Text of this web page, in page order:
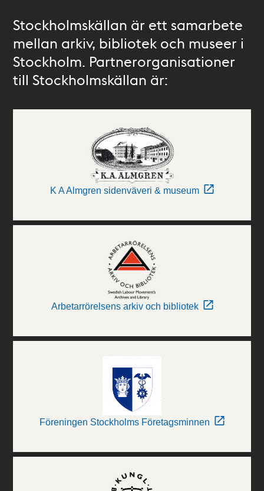
Stockholmskällan är ett samarbete
mellan arkiv, bibliotek och museer i
Stockholm. Partnerorganisationer
till Stockholmskällan är:
K A Almgren sidenväveri & museum
Arbetarrörelsens arkiv och bibliotek
Föreningen Stockholms Företagsminnen